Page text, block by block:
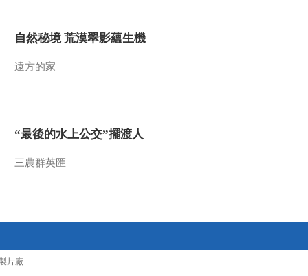
自然秘境 荒漠翠影蘊生機
遠方的家
“最後的水上公交”擺渡人
三農群英匯
片廠